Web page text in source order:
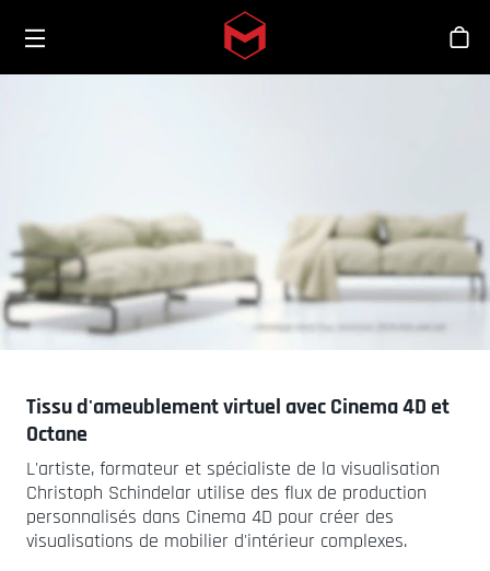
Skip to main content
Tissu d'ameublement virtuel avec Cinema 4D et
Octane
L'artiste, formateur et spécialiste de la visualisation
Christoph Schindelar utilise des flux de production
personnalisés dans Cinema 4D pour créer des
visualisations de mobilier d'intérieur complexes.